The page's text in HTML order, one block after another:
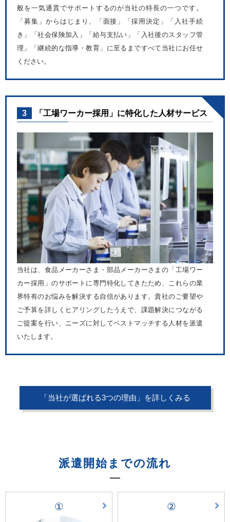
般を一気通貫でサポートするのが当社の特長の一つです。
「募集」からはじまり、「面接」「採用決定」「入社手続
き」「社会保険加入」「給与支払い」「入社後のスタッフ管
理」「継続的な指導・教育」に至るまですべて当社にお任せ
ください。
3 「工場ワーカー採用」に特化した人材サービス
当社は、食品メーカーさま・部品メーカーさまの「工場ワー
カー採用」のサポートに専門特化してきたため、これらの業
界特有のお悩みを解決する自信があります。貴社のご要望や
ご予算を詳しくヒアリングしたうえで、課題解決につながる
ご提案を行い、ニーズに対してベストマッチする人材を派遣
いたします。
「当社が選ばれる3つの理由」を詳しくみる
派遣開始までの流れ
① ②